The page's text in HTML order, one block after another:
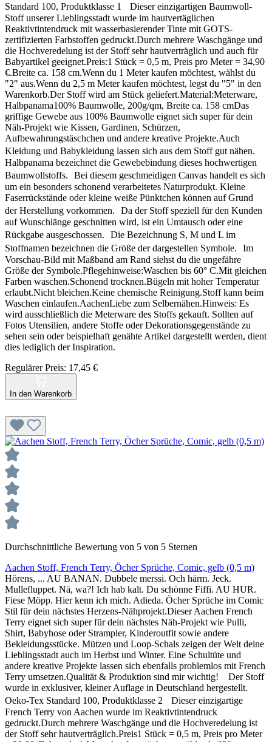
Standard 100, Produktklasse 1 Dieser einzigartigen Baumwoll-
Stoff unserer Lieblingsstadt wurde im hautvertäglichen
Reaktivtintendruck mit wasserbasierender Tinte mit GOTS-
zertifizierten Farbstoffen gedruckt.Durch mehrere Waschgänge und
die Hochveredelung ist der Stoff sehr hautverträglich und auch für
Babyartikel geeignet.Preis:1 Stück = 0,5 m, Preis pro Meter = 34,90
€.Breite ca. 158 cm.Wenn du 1 Meter kaufen möchtest, wählst du
"2" aus.Wenn du 2,5 m Meter kaufen möchtest, legst du "5" in den
Warenkorb.Der Stoff wird am Stück geliefert.Material:Meterware,
Halbpanama100% Baumwolle, 200g/qm, Breite ca. 158 cmDas
griffige Gewebe aus 100% Baumwolle eignet sich super für dein
Näh-Projekt wie Kissen, Gardinen, Schürzen,
Aufbewahrungstäschchen und andere kreative Projekte.Auch
Kleidung und Babykleidung lassen sich aus dem Stoff gut nähen.
Halbpanama bezeichnet die Gewebebindung dieses hochwertigen
Baumwollstoffs. Bei diesem geschmeidigen Canvas handelt es sich
um ein besonders schonend verarbeitetes Naturprodukt. Kleine
Faserrückstände oder kleine weiße Pünktchen können auf Grund
der Herstellung vorkommen. Da der Stoff speziell für den Kunden
auf Wunschlänge geschnitten wird, ist ein Umtausch oder eine
Rückgabe ausgeschossen. Die Bezeichnung S, M und L im
Stoffnamen bezeichnen die Größe der dargestellen Symbole. Im
Vorschau-Bild mit Maßband am Rand siehst du die ungefähre
Größe der Symbole.Pflegehinweise:Waschen bis 60° C.Mit gleichen
Farben waschen.Schonend trocknen.Bügeln mit hoher Temperatur
erlaubt.Nicht bleichen.Keine chemische Reinigung.Stoff kann beim
Waschen einlaufen.AachenLiebe zum Selbernähen.Hinweis: Es
wird ausschließlich die Meterware des Stoffs gekauft. Sollten auf
Fotos Utensilien, andere Stoffe oder Dekorationsgegenstände zu
sehen sein oder beispielhaft genähte Artikel dargestellt werden, dient
dies lediglich der Inspiration.
Regulärer Preis: 17,45 €
In den Warenkorb
Durchschnittliche Bewertung von 5 von 5 Sternen
Aachen Stoff, French Terry, Öcher Sprüche, Comic, gelb (0,5 m)
Hörens, ... AU BANAN. Dubbele merssi. Och härm. Jeck.
Mullefluppet. Nä, wa?! Ich hab kalt. Du schönne Fiffi. AU HUR.
Fiese Möpp. Hier kenn ich mich. Adieda. Öcher Sprüche im Comic
Stil für dein nächstes Herzens-Nähprojekt.Dieser Aachen French
Terry eignet sich super für dein nächstes Näh-Projekt wie Pulli,
Shirt, Babyhose oder Strampler, Kinderoutfit sowie andere
Bekleidungsstücke. Mützen und Loop-Schals zeigen der Welt deine
Lieblingsstadt auch im Herbst und Winter. Eine Schultüte und
andere kreative Projekte lassen sich ebenfalls problemlos mit French
Terry umsetzen.Qualität & Produktion sind mir wichtig! Der Stoff
wurde in exklusiver, kleiner Auflage in Deutschland hergestellt.
Oeko-Tex Standard 100, Produktklasse 2 Dieser einzigartige
French Terry von Aachen wurde im Reaktivtintendruck
gedruckt.Durch mehrere Waschgänge und die Hochveredelung ist
der Stoff sehr hautverträglich.Preis1 Stück = 0,5 m, Preis pro Meter